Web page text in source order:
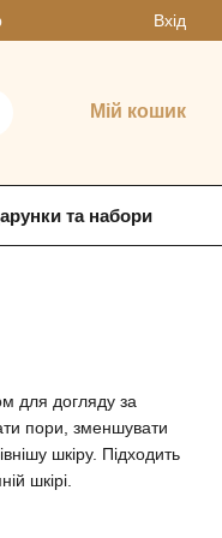
Вхід
Мій кошик
та набори
для догляду за
пори, зменшувати
шкіру. Підходить
шкірі.